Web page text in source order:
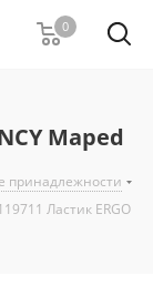
0
Maped
принадлежности
Ластик ERGO